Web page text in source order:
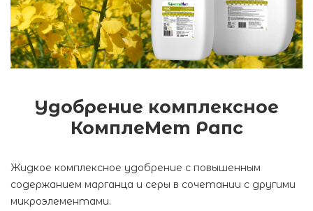
Удобрение комплексное
КомплеМет Рапс
Жидкое комплексное удобрение с повышенным
содержанием марганца и серы в сочетании с другими
микроэлементами.